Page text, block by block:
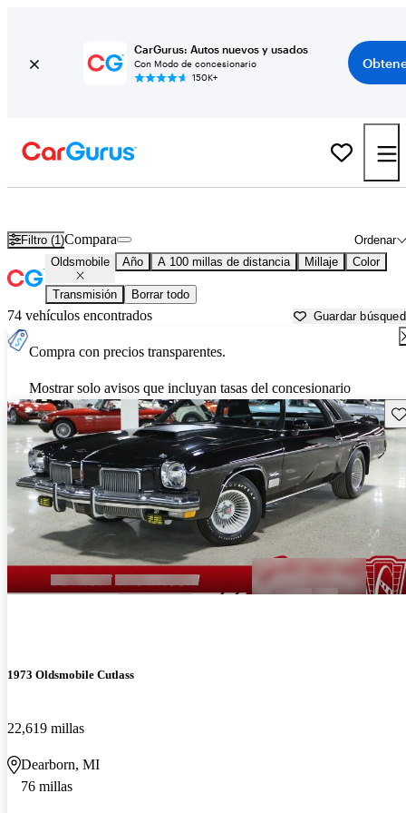
CarGurus: Autos nuevos y usados
Con Modo de concesionario
150K+
Filtro (1) Ordenar
Compara
Oldsmobile Año A 100 millas de distancia Millaje Color
Transmisión Borrar todo
74 vehículos encontrados Guardar
Compra con precios transparentes.
Mostrar solo avisos que incluyan tasas del concesionario
1973 Oldsmobile Cutlass
22,619 millas
Dearborn, MI
76 millas